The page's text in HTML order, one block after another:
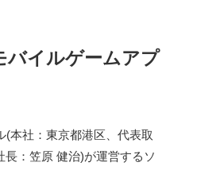
バイルゲームアプ
本社：東京都港区、代表取
：笠原 健治)が運営するソ